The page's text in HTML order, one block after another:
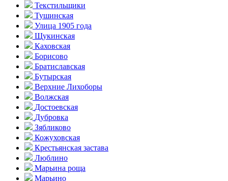
Текстильщики
Тушинская
Улица 1905 года
Щукинская
Каховская
Борисово
Братиславская
Бутырская
Верхние Лихоборы
Волжская
Достоевская
Дубровка
Зябликово
Кожуховская
Крестьянская застава
Люблино
Марьина роща
Марьино